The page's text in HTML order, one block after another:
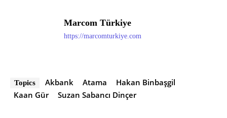
Marcom Türkiye
https://marcomturkiye.com
Topics Akbank Atama
Hakan Binbaşgil
Kaan Gür
Suzan Sabancı Dinçer